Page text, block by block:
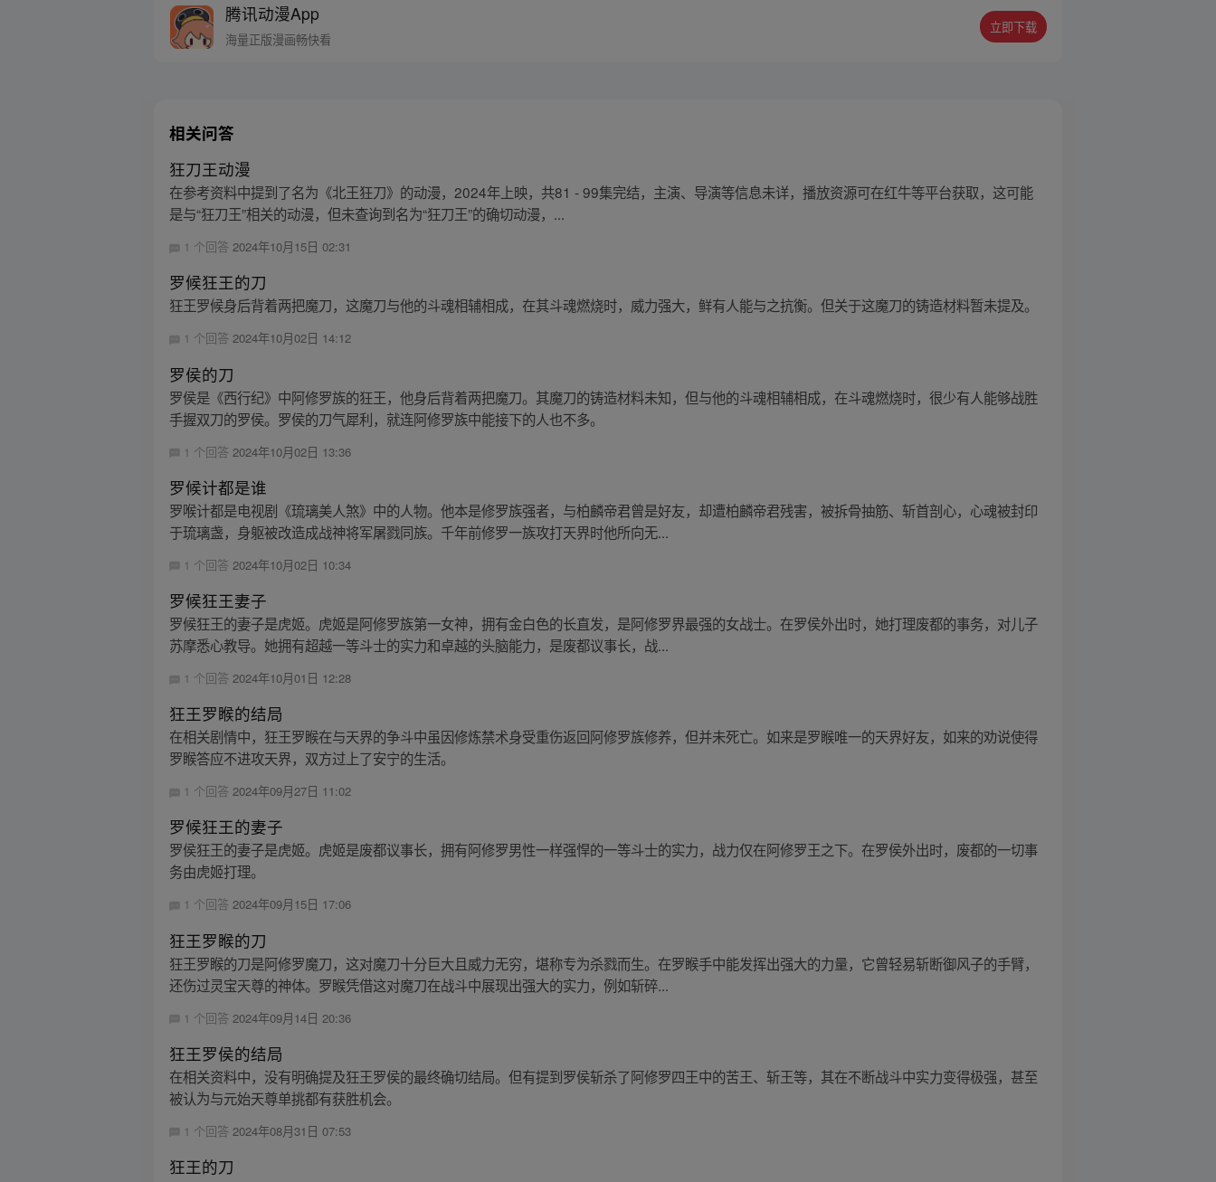
腾讯动漫App
海量正版漫画畅快看
立即下载
相关问答
狂刀王动漫
在参考资料中提到了名为《北王狂刀》的动漫，2024年上映，共81 - 99集完结，主演、导演等信息未详，播放资源可在红牛等平台获取，这可能
是与“狂刀王”相关的动漫，但未查询到名为“狂刀王”的确切动漫，...
1 个回答2024年10月15日 02:31
罗候狂王的刀
狂王罗候身后背着两把魔刀，这魔刀与他的斗魂相辅相成，在其斗魂燃烧时，威力强大，鲜有人能与之抗衡。但关于这魔刀的铸造材料暂未提及。
1 个回答2024年10月02日 14:12
罗侯的刀
罗侯是《西行纪》中阿修罗族的狂王，他身后背着两把魔刀。其魔刀的铸造材料未知，但与他的斗魂相辅相成，在斗魂燃烧时，很少有人能够战胜
手握双刀的罗侯。罗侯的刀气犀利，就连阿修罗族中能接下的人也不多。
1 个回答 2024年10月02日 13:36
罗候计都是谁
罗喉计都是电视剧《琉璃美人煞》中的人物。他本是修罗族强者，与柏麟帝君曾是好友，却遭柏麟帝君残害，被拆骨抽筋、斩首剖心，心魂被封印
于琉璃盏，身躯被改造成战神将军屠戮同族。千年前修罗一族攻打天界时他所向无...
1 个回答 2024年10月02日 10:34
罗候狂王妻子
罗候狂王的妻子是虎姬。虎姬是阿修罗族第一女神，拥有金白色的长直发，是阿修罗界最强的女战士。在罗侯外出时，她打理废都的事务，对儿子
苏摩悉心教导。她拥有超越一等斗士的实力和卓越的头脑能力，是废都议事长，战...
1 个回答2024年10月01日 12:28
狂王罗睺的结局
在相关剧情中，狂王罗睺在与天界的争斗中虽因修炼禁术身受重伤返回阿修罗族修养，但并未死亡。如来是罗睺唯一的天界好友，如来的劝说使得
罗睺答应不进攻天界，双方过上了安宁的生活。
1 个回答2024年09月27日 11:02
罗候狂王的妻子
罗侯狂王的妻子是虎姬。虎姬是废都议事长，拥有阿修罗男性一样强悍的一等斗士的实力，战力仅在阿修罗王之下。在罗侯外出时，废都的一切事
务由虎姬打理。
1 个回答2024年09月15日 17:06
狂王罗睺的刀
狂王罗睺的刀是阿修罗魔刀，这对魔刀十分巨大且威力无穷，堪称专为杀戮而生。在罗睺手中能发挥出强大的力量，它曾轻易斩断御风子的手臂，
还伤过灵宝天尊的神体。罗睺凭借这对魔刀在战斗中展现出强大的实力，例如斩碎...
1 个回答 2024年09月14日 20:36
狂王罗侯的结局
在相关资料中，没有明确提及狂王罗侯的最终确切结局。但有提到罗侯斩杀了阿修罗四王中的苦王、斩王等，其在不断战斗中实力变得极强，甚至
被认为与元始天尊单挑都有获胜机会。
1 个回答 2024年08月31日 07:53
狂王的刀